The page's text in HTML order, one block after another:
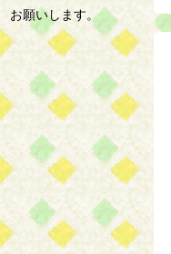
お願いします。